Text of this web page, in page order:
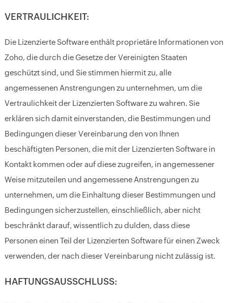
VERTRAULICHKEIT:
Die Lizenzierte Software enthält proprietäre Informationen von
Zoho, die durch die Gesetze der Vereinigten Staaten
geschützt sind, und Sie stimmen hiermit zu, alle
angemessenen Anstrengungen zu unternehmen, um die
Vertraulichkeit der Lizenzierten Software zu wahren. Sie
erklären sich damit einverstanden, die Bestimmungen und
Bedingungen dieser Vereinbarung den von Ihnen
beschäftigten Personen, die mit der Lizenzierten Software in
Kontakt kommen oder auf diese zugreifen, in angemessener
Weise mitzuteilen und angemessene Anstrengungen zu
unternehmen, um die Einhaltung dieser Bestimmungen und
Bedingungen sicherzustellen, einschließlich, aber nicht
beschränkt darauf, wissentlich zu dulden, dass diese
Personen einen Teil der Lizenzierten Software für einen Zweck
verwenden, der nach dieser Vereinbarung nicht zulässig ist.
HAFTUNGSAUSSCHLUSS: